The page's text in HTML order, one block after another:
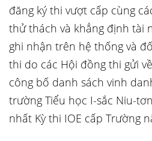
đăng ký thi vượt cấp cùng
thử thách và khẳng định tài
ghi nhận trên hệ thống và
thi do các Hội đồng thi gửi
công bố danh sách vinh
trường Tiểu học I-sắc Niu-
nhất Kỳ thi IOE cấp Trường